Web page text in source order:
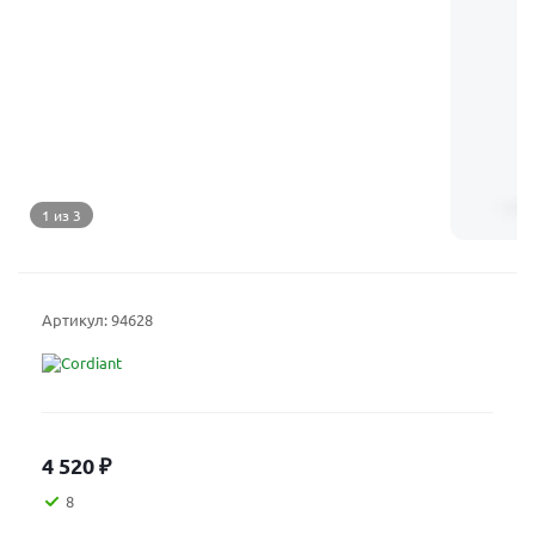
1 из 3
Артикул:94628
4 520₽
8